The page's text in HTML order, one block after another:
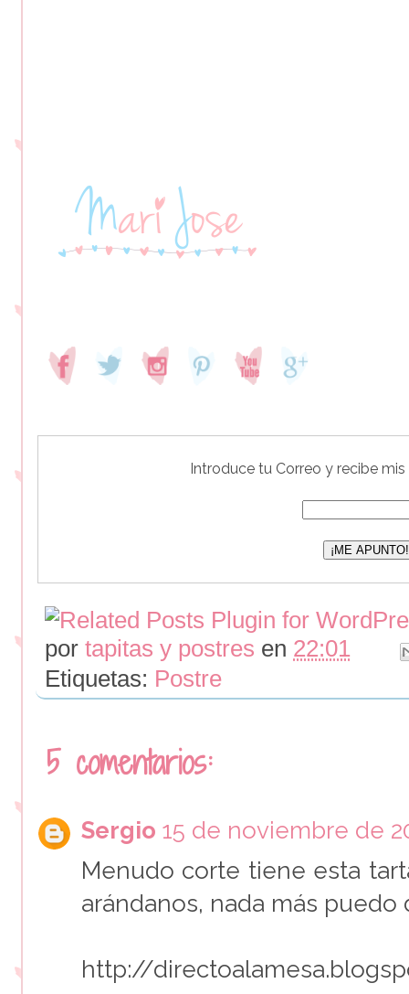
Introduce tu Correo y recibe
por tapitas y postres en 22:01
Etiquetas: Postre
5 comentarios:
Sergio 15 de noviembre de
Menudo corte tiene esta
arándanos, nada más puedo
http://